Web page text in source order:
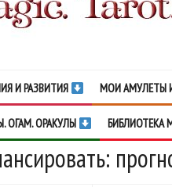
И РАЗВИТИЯ МОИ АМУЛЕТЫ
ОГАМ. ОРАКУЛЫ БИБЛИОТЕКА